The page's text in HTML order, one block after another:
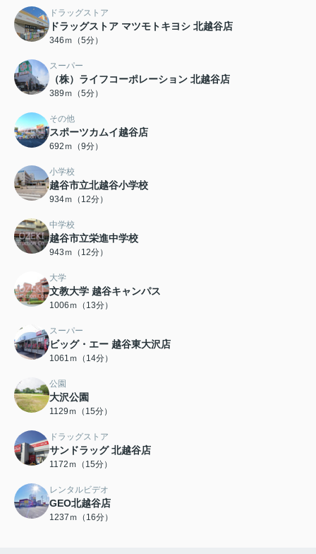
ドラッグストア
ドラッグストア マツモトキヨシ 北越谷店
346ｍ（5分）
スーパー
（株）ライフコーポレーション 北越谷店
389ｍ（5分）
その他
スポーツカムイ越谷店
692ｍ（9分）
小学校
越谷市立北越谷小学校
934ｍ（12分）
中学校
越谷市立栄進中学校
943ｍ（12分）
大学
文教大学 越谷キャンパス
1006ｍ（13分）
スーパー
ビッグ・エー 越谷東大沢店
1061ｍ（14分）
公園
大沢公園
1129ｍ（15分）
ドラッグストア
サンドラッグ 北越谷店
1172ｍ（15分）
レンタルビデオ
GEO北越谷店
1237ｍ（16分）